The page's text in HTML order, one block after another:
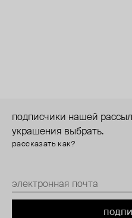
подписчики нашей
украшения выбрать.
рассказать как?